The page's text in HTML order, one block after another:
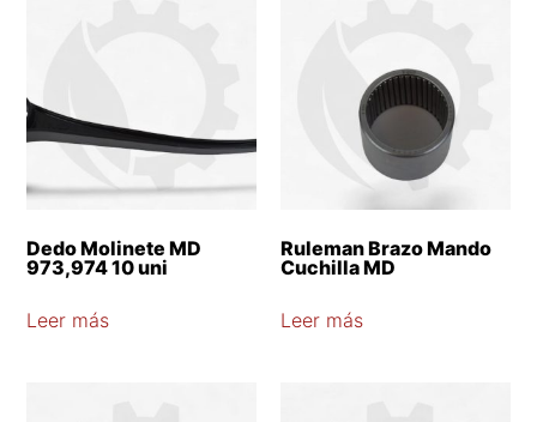
Dedo Molinete MD
973,974 10 uni
Leer más
Ruleman Brazo Mando
Cuchilla MD
Leer más